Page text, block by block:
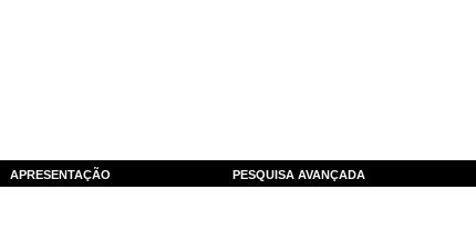
APRESENTAÇÃO PESQUISA AVANÇADA